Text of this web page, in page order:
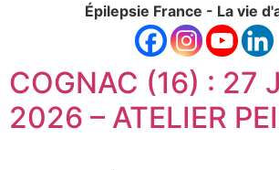
Épilepsie France - La vie
COGNAC (16) : 27
2026 – ATELIER